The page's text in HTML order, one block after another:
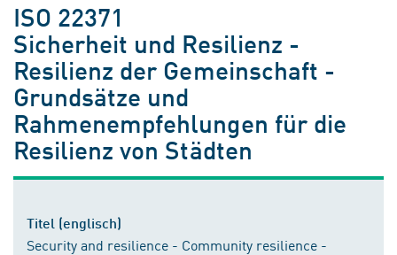
ISO 22371
Sicherheit und Resilienz -
Resilienz der Gemeinschaft -
Grundsätze und
Rahmenempfehlungen für die
Resilienz von Städten
Titel (englisch)
Security and resilience - Community resilience -